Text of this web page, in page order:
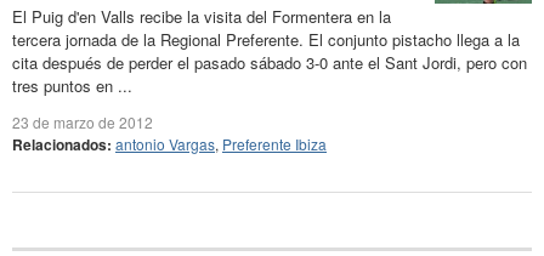
El Puig d'en Valls recibe la visita del Formentera en la
tercera jornada de la Regional Preferente. El conjunto pistacho llega a la
cita después de perder el pasado sábado 3-0 ante el Sant Jordi, pero con
tres puntos en ...
23 de marzo de 2012
Relacionados: antonio Vargas, Preferente Ibiza